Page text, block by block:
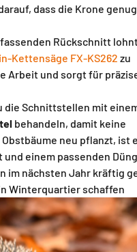
dass die Krone
Rückschnitt
Kettensäge FX-KS262 zu
Arbeit und sorgt für
die Schnittstellen mit
behandeln, damit keine
neu pflanzt, ist
einem passenden
im nächsten Jahr kräftig
Winterquartier schaffen